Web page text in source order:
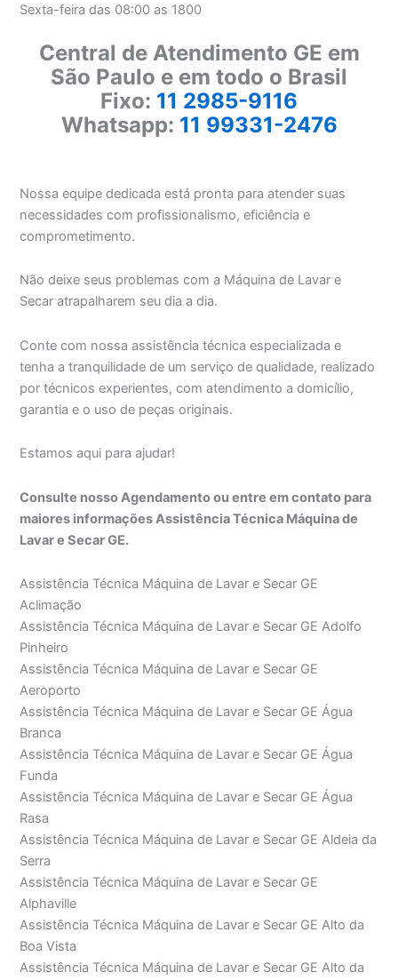
Sexta-feira das 08:00 as 1800
Central de Atendimento GE em
São Paulo e em todo o Brasil
Fixo: 11 2985-9116
Whatsapp: 11 99331-2476
Nossa equipe dedicada está pronta para atender suas
necessidades com profissionalismo, eficiência e
comprometimento.
Não deixe seus problemas com a Máquina de Lavar e
Secar atrapalharem seu dia a dia.
Conte com nossa assistência técnica especializada e
tenha a tranquilidade de um serviço de qualidade, realizado
por técnicos experientes, com atendimento a domicílio,
garantia e o uso de peças originais.
Estamos aqui para ajudar!
Consulte nosso Agendamento ou entre em contato para
maiores informações Assistência Técnica Máquina de
Lavar e Secar GE.
Assistência Técnica Máquina de Lavar e Secar GE
Aclimação
Assistência Técnica Máquina de Lavar e Secar GE Adolfo
Pinheiro
Assistência Técnica Máquina de Lavar e Secar GE
Aeroporto
Assistência Técnica Máquina de Lavar e Secar GE Água
Branca
Assistência Técnica Máquina de Lavar e Secar GE Água
Funda
Assistência Técnica Máquina de Lavar e Secar GE Água
Rasa
Assistência Técnica Máquina de Lavar e Secar GE Aldeia da
Serra
Assistência Técnica Máquina de Lavar e Secar GE
Alphaville
Assistência Técnica Máquina de Lavar e Secar GE Alto da
Boa Vista
Assistência Técnica Máquina de Lavar e Secar GE Alto da